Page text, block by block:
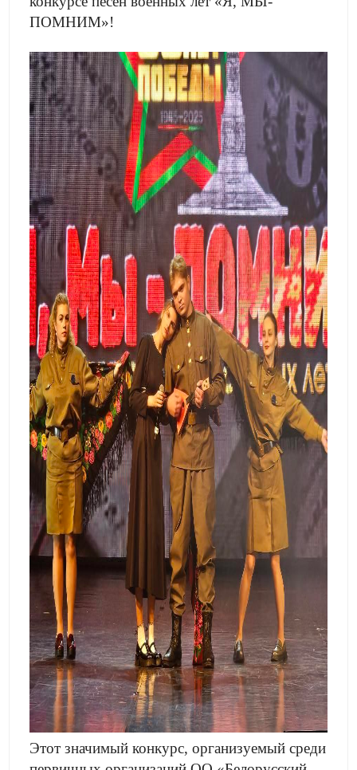
ПОМНИМ»!
Этот значимый конкурс, организуемый среди